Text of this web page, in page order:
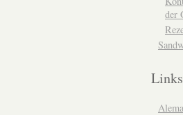
der
Links